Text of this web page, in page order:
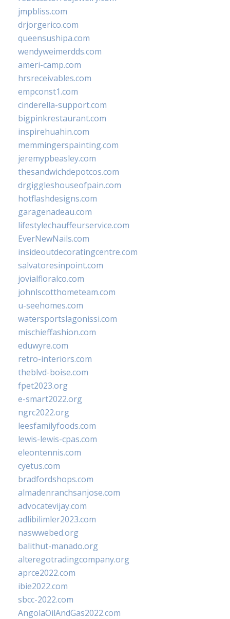
jmpbliss.com
drjorgerico.com
queensushipa.com
wendyweimerdds.com
ameri-camp.com
hrsreceivables.com
empconst1.com
cinderella-support.com
bigpinkrestaurant.com
inspirehuahin.com
memmingerspainting.com
jeremypbeasley.com
thesandwichdepotcos.com
drgiggleshouseofpain.com
hotflashdesigns.com
garagenadeau.com
lifestylechauffeurservice.com
EverNewNails.com
insideoutdecoratingcentre.com
salvatoresinpoint.com
jovialfloralco.com
johnlscotthometeam.com
u-seehomes.com
watersportslagonissi.com
mischieffashion.com
eduwyre.com
retro-interiors.com
theblvd-boise.com
fpet2023.org
e-smart2022.org
ngrc2022.org
leesfamilyfoods.com
lewis-lewis-cpas.com
eleontennis.com
cyetus.com
bradfordshops.com
almadenranchsanjose.com
advocatevijay.com
adlibilimler2023.com
naswwebed.org
balithut-manado.org
alteregotradingcompany.org
aprce2022.com
ibie2022.com
sbcc-2022.com
AngolaOilAndGas2022.com